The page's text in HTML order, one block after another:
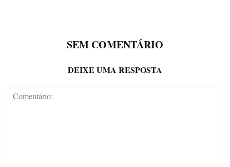
SEM COMENTÁRIO
DEIXE UMA RESPOSTA